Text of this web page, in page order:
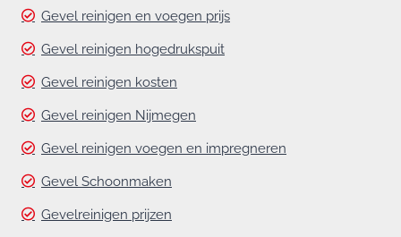
Gevel reinigen en voegen prijs
Gevel reinigen hogedrukspuit
Gevel reinigen kosten
Gevel reinigen Nijmegen
Gevel reinigen voegen en impregneren
Gevel Schoonmaken
Gevelreinigen prijzen